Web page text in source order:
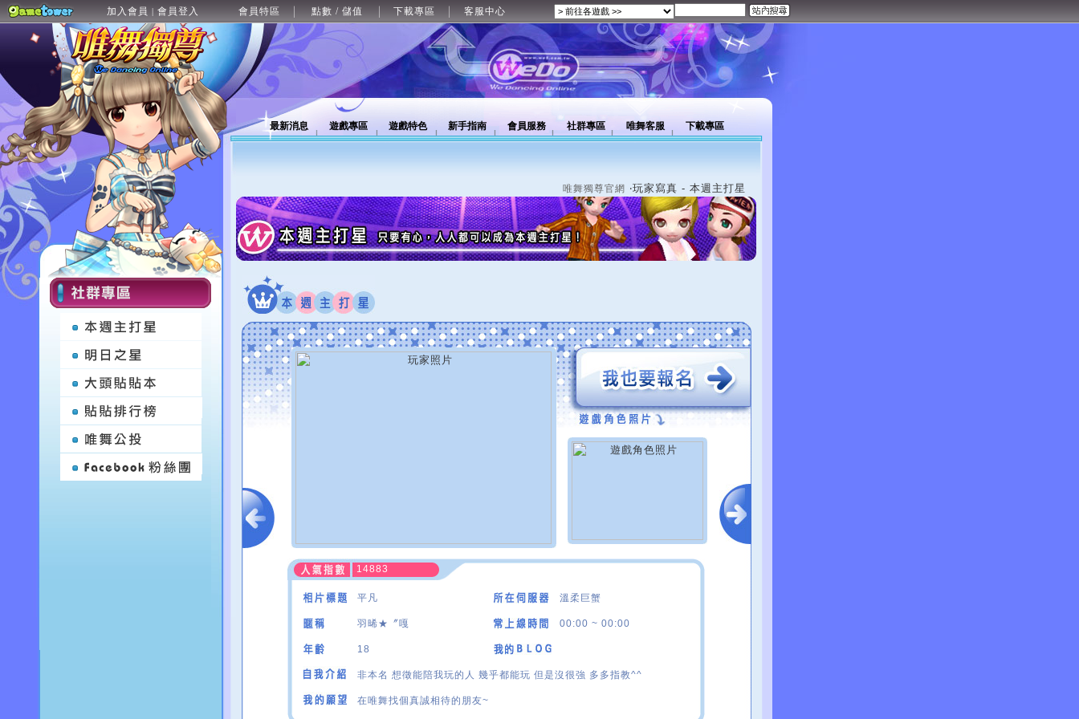
加入會員 | 會員登入 會員特區 點數 / 儲值 下載專區 客服中心
最新消息 遊戲專區 遊戲特色 新手指南 會員服務 社群專區 唯舞客服 下載專區
唯舞獨尊官網 ‧玩家寫真 - 本週主打星
14883
平凡 溫柔巨蟹
羽晞★〞嘎 00:00 ~ 00:00
18
非本名 想徵能陪我玩的人 幾乎都能玩 但是沒很強 多多指教^^
在唯舞找個真誠相待的朋友~